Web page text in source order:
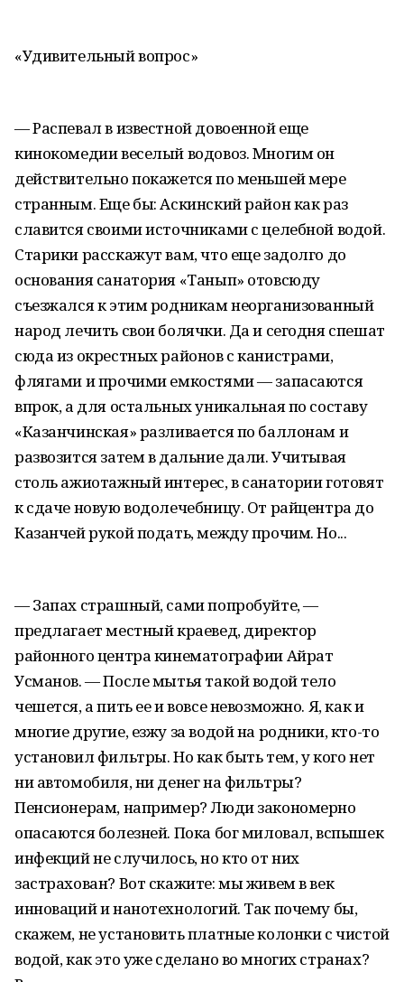
«Удивительный вопрос»
— Распевал в известной довоенной еще
кинокомедии веселый водовоз. Многим он
действительно покажется по меньшей мере
странным. Еще бы: Аскинский район как раз
славится своими источниками с целебной водой.
Старики расскажут вам, что еще задолго до
основания санатория «Танып» отовсюду
съезжался к этим родникам неорганизованный
народ лечить свои болячки. Да и сегодня спешат
сюда из окрестных районов с канистрами,
флягами и прочими емкостями — запасаются
впрок, а для остальных уникальная по составу
«Казанчинская» разливается по баллонам и
развозится затем в дальние дали. Учитывая
столь ажиотажный интерес, в санатории готовят
к сдаче новую водолечебницу. От райцентра до
Казанчей рукой подать, между прочим. Но...
— Запах страшный, сами попробуйте, —
предлагает местный краевед, директор
районного центра кинематографии Айрат
Усманов. — После мытья такой водой тело
чешется, а пить ее и вовсе невозможно. Я, как и
многие другие, езжу за водой на родники, кто-то
установил фильтры. Но как быть тем, у кого нет
ни автомобиля, ни денег на фильтры?
Пенсионерам, например? Люди закономерно
опасаются болезней. Пока бог миловал, вспышек
инфекций не случилось, но кто от них
застрахован? Вот скажите: мы живем в век
инноваций и нанотехнологий. Так почему бы,
скажем, не установить платные колонки с чистой
водой, как это уже сделано во многих странах?